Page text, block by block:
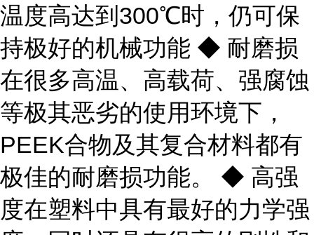
温度高达到300℃时，仍可保
持极好的机械功能 ◆ 耐磨损
在很多高温、高载荷、强腐蚀
等极其恶劣的使用环境下，
PEEK合物及其复合材料都有
极佳的耐磨损功能。 ◆ 高强
度在塑料中具有最好的力学强